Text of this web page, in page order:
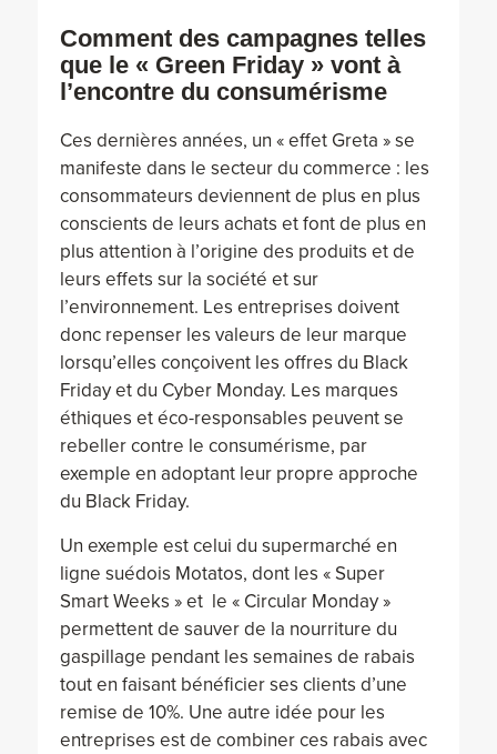
Comment des campagnes telles
que le « Green Friday » vont à
l’encontre du consumérisme
Ces dernières années, un « effet Greta » se
manifeste dans le secteur du commerce : les
consommateurs deviennent de plus en plus
conscients de leurs achats et font de plus en
plus attention à l’origine des produits et de
leurs effets sur la société et sur
l’environnement. Les entreprises doivent
donc repenser les valeurs de leur marque
lorsqu’elles conçoivent les offres du Black
Friday et du Cyber Monday. Les marques
éthiques et éco-responsables peuvent se
rebeller contre le consumérisme, par
exemple en adoptant leur propre approche
du Black Friday.
Un exemple est celui du supermarché en
ligne suédois Motatos, dont les « Super
Smart Weeks » et le « Circular Monday »
permettent de sauver de la nourriture du
gaspillage pendant les semaines de rabais
tout en faisant bénéficier ses clients d’une
remise de 10%. Une autre idée pour les
entreprises est de combiner ces rabais avec